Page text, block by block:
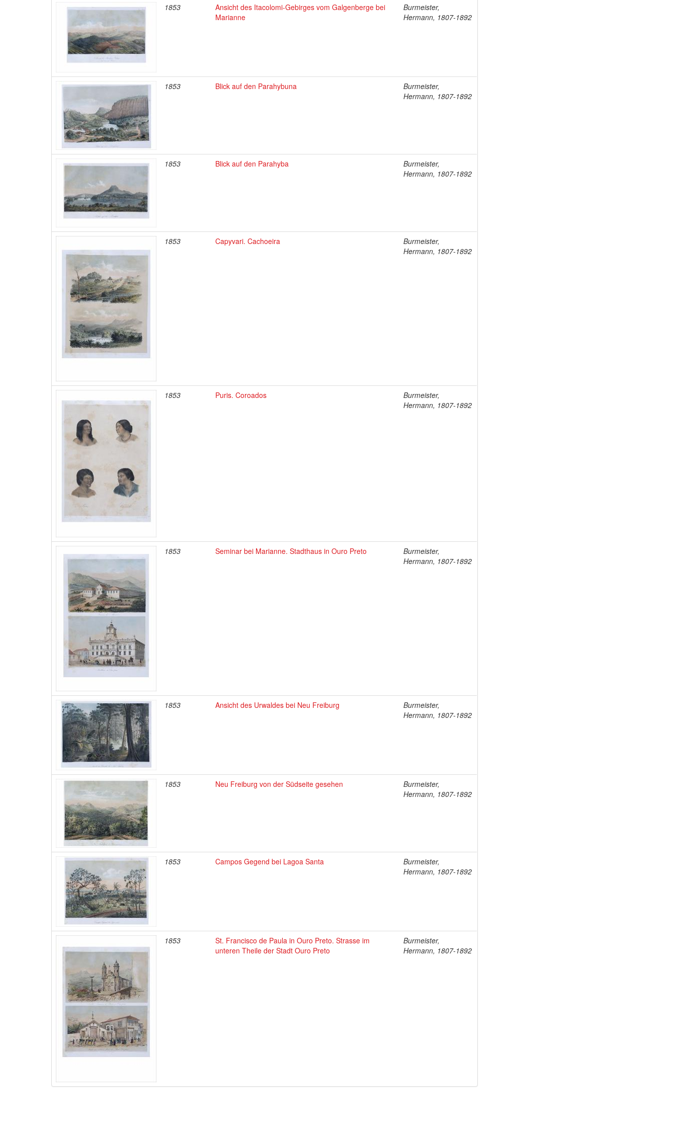
1853
Ansicht des Itacolomi-Gebirges vom Galgenberge bei
Marianne
Burmeister,
Hermann, 1807-1892
1853 Blick auf den Parahybuna
Burmeister,
Hermann, 1807-1892
1853 Blick auf den Parahyba
Burmeister,
Hermann, 1807-1892
1853 Capyvari. Cachoeira
Burmeister,
Hermann, 1807-1892
1853 Puris. Coroados
Burmeister,
Hermann, 1807-1892
1853 Seminar bei Marianne. Stadthaus in Ouro Preto
Burmeister,
Hermann, 1807-1892
1853 Ansicht des Urwaldes bei Neu Freiburg
Burmeister,
Hermann, 1807-1892
1853 Neu Freiburg von der Südseite gesehen
Burmeister,
Hermann, 1807-1892
1853 Campos Gegend bei Lagoa Santa
Burmeister,
Hermann, 1807-1892
1853
St. Francisco de Paula in Ouro Preto. Strasse im
unteren Theile der Stadt Ouro Preto
Burmeister,
Hermann, 1807-1892